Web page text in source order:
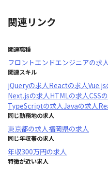
関連リンク
関連職種
フロントエンドエンジニアの求
関連スキル
jQueryの求人Reactの求人Vue.js
Next.jsの求人HTMLの求人CSS
TypeScriptの求人Javaの求人
同じ勤務地の求人
東京都の求人福岡県の求人
同じ年収帯の求人
年収300万円の求人
特徴が近い求人